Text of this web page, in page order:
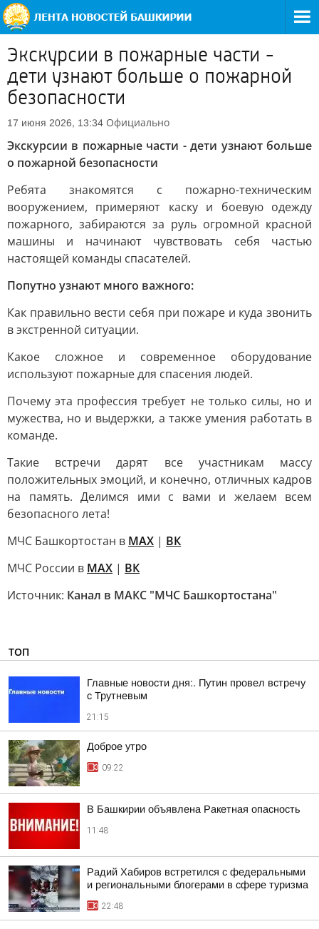
Экскурсии в пожарные части -
дети узнают больше о пожарной
безопасности
17 июня 2026, 13:34 Официально
Экскурсии в пожарные части - дети узнают больше
о пожарной безопасности
Ребята знакомятся с пожарно-техническим
вооружением, примеряют каску и боевую одежду
пожарного, забираются за руль огромной красной
машины и начинают чувствовать себя частью
настоящей команды спасателей.
Попутно узнают много важного:
Как правильно вести себя при пожаре и куда звонить
в экстренной ситуации.
Какое сложное и современное оборудование
используют пожарные для спасения людей.
Почему эта профессия требует не только силы, но и
мужества, но и выдержки, а также умения работать в
команде.
Такие встречи дарят все участникам массу
положительных эмоций, и конечно, отличных кадров
на память. Делимся ими с вами и желаем всем
безопасного лета!
МЧС Башкортостан в МАХ | ВК
МЧС России в MAX | ВК
Источник: Канал в МАКС "МЧС Башкортостана"
ТОП
Главные новости дня:. Путин провел встречу
с Трутневым
21:15
Доброе утро
09:22
В Башкирии объявлена Ракетная опасность
11:48
Радий Хабиров встретился с федеральными
и региональными блогерами в сфере туризма
22:48